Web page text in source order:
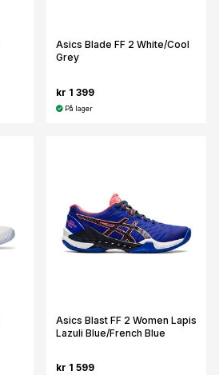
Asics Blade FF 2 White/Cool
Grey
kr 1 399
På lager
Asics Blast FF 2 Women Lapis
Lazuli Blue/French Blue
kr 1 599